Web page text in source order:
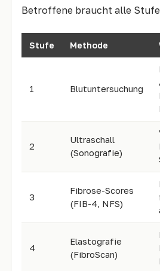
Betroffene braucht alle
Stufe Methode
1 Blutuntersuchung
2
Ultraschall
(Sonografie)
3
Fibrose-Scores
(FIB-4, NFS)
4
Elastografie
(FibroScan)